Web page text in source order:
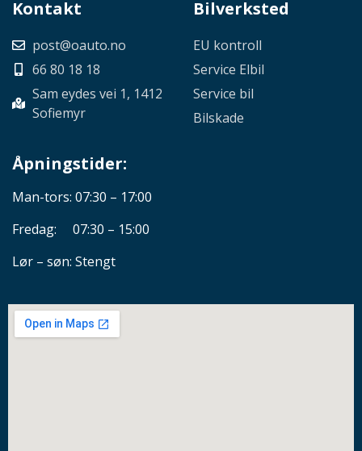
Kontakt
post@oauto.no
66 80 18 18
Sam eydes vei 1, 1412
Sofiemyr
Bilverksted
EU kontroll
Service Elbil
Service bil
Bilskade
Åpningstider:
Man-tors: 07:30 – 17:00
Fredag: 07:30 – 15:00
Lør – søn: Stengt